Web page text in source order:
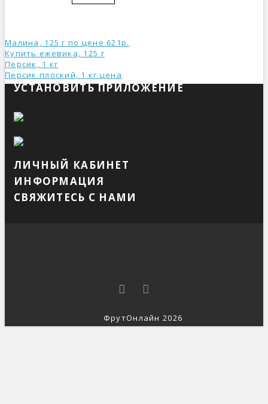
Малина, 125 г по цене 621р.
Купить ежевика, 125 г
Персик, 1 кг
Персик плоский, 1 кг ценa
УСТАНОВИТЬ ПРИЛОЖЕНИЕ
ЛИЧНЫЙ КАБИНЕТ
ИНФОРМАЦИЯ
СВЯЖИТЕСЬ С НАМИ
ФрутОнлайн 2026